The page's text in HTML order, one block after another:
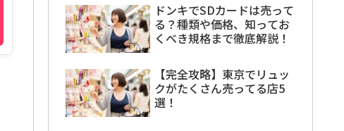
ドンキでSDカードは売って
る？種類や価格、知ってお
くべき規格まで徹底解説！
【完全攻略】東京でリュッ
クがたくさん売ってる店5
選！